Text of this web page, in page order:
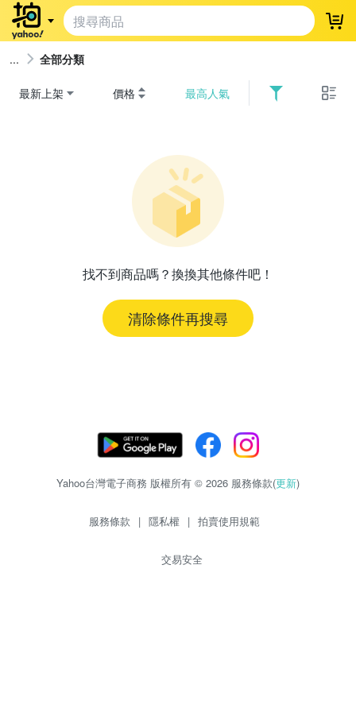
登
全部分類
最新上架 價格 最高人氣
找不到商品嗎？換換其他條件吧！
清除條件再搜尋
Yahoo台灣電子商務 版權所有 © 2026 服務條款(更新)
服務條款 | 隱私權 | 拍賣使用規範
交易安全